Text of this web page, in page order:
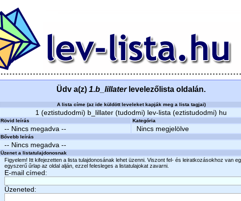
Üdv a(z) 1.b_lillaterlevelezőlista oldalán.
A lista címe (az ide küldött leveleket kapják meg a lista tagjai)
1 (eztistudodmi) b_lillater (tudodmi) lev-lista (eztistudodmi) hu
Rövid leírás Kategória
-- Nincs megadva -- Nincs megjelölve
Bővebb leírás
-- Nincs megadva --
Üzenet a listatulajdonosnak
Figyelem! Itt kifejezetten a lista tulajdonosának lehet üzenni. Viszont fel- és leiratkozásokhoz van
egyszerű űrlap az oldal alján, ezzel felesleges a listatulajokat zavarni.
E-mail címed:
Üzeneted: